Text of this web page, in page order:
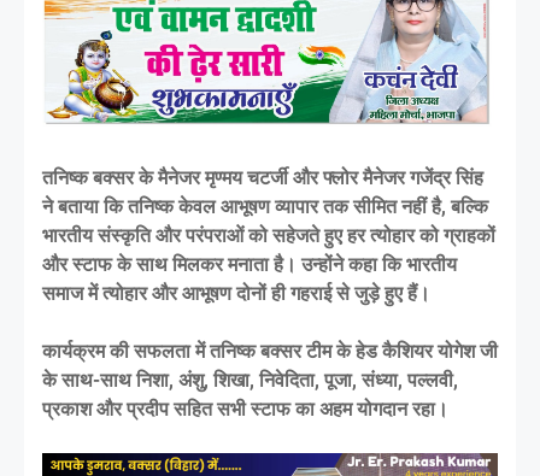
तनिष्क बक्सर के मैनेजर मृण्मय चटर्जी और फ्लोर मैनेजर गजेंद्र सिंह
ने बताया कि तनिष्क केवल आभूषण व्यापार तक सीमित नहीं है, बल्कि
भारतीय संस्कृति और परंपराओं को सहेजते हुए हर त्योहार को ग्राहकों
और स्टाफ के साथ मिलकर मनाता है। उन्होंने कहा कि भारतीय
समाज में त्योहार और आभूषण दोनों ही गहराई से जुड़े हुए हैं।
कार्यक्रम की सफलता में तनिष्क बक्सर टीम के हेड कैशियर योगेश जी
के साथ-साथ निशा, अंशु, शिखा, निवेदिता, पूजा, संध्या, पल्लवी,
प्रकाश और प्रदीप सहित सभी स्टाफ का अहम योगदान रहा।